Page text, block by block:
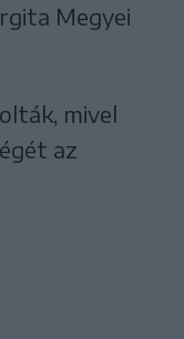
Megyei
mivel
az